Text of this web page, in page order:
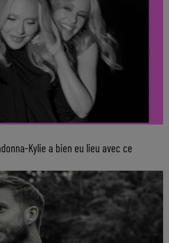
Kylie a bien eu lieu avec ce